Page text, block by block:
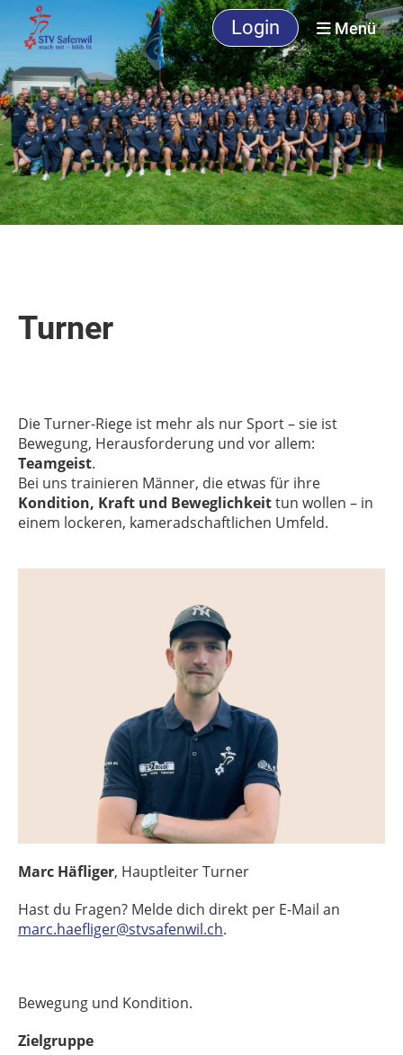
Login Menü
Turner
Die Turner-Riege ist mehr als nur Sport – sie ist
Bewegung, Herausforderung und vor allem:
Teamgeist.
Bei uns trainieren Männer, die etwas für ihre
Kondition, Kraft und Beweglichkeittun wollen – in
einem lockeren, kameradschaftlichen Umfeld.
Marc Häfliger, Hauptleiter Turner
Hast du Fragen? Melde dich direkt per E-Mail an
marc.haefliger@stvsafenwil.ch.
Bewegung und Kondition.
Zielgruppe